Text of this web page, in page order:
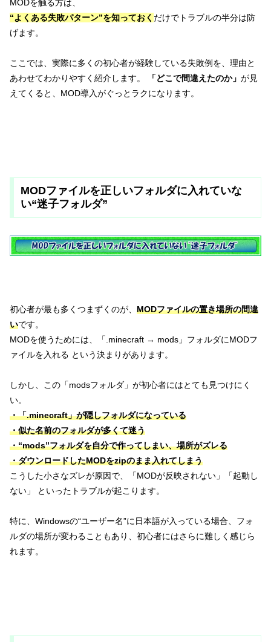
MODを触る方は、
“よくある失敗パターン”を知っておく だけでトラブルの半分は防
げます。
ここでは、実際に多くの初心者が経験している失敗例を、理由と
あわせてわかりやすく紹介します。
「どこで間違えたのか」 が見
えてくると、MOD導入がぐっとラクになります。
MODファイルを正しいフォルダに入れていな
い“迷子フォルダ”
初心者が最も多くつまずくのが、 MODファイルの置き場所の間違
いです。
MODを使うためには、「.minecraft → mods」フォルダにMODフ
ァイルを入れる という決まりがあります。
しかし、この「modsフォルダ」が初心者にはとても見つけにく
い。
・「.minecraft」が隠しフォルダになっている
・似た名前のフォルダが多くて迷う
・“mods”フォルダを自分で作ってしまい、場所がズレる
・ダウンロードしたMODをzipのまま入れてしまう
こうした小さなズレが原因で、「MODが反映されない」「起動し
ない」 といったトラブルが起こります。
特に、Windowsの“ユーザー名”に日本語が入っている場合、フォ
ルダの場所が変わることもあり、初心者にはさらに難しく感じら
れます。